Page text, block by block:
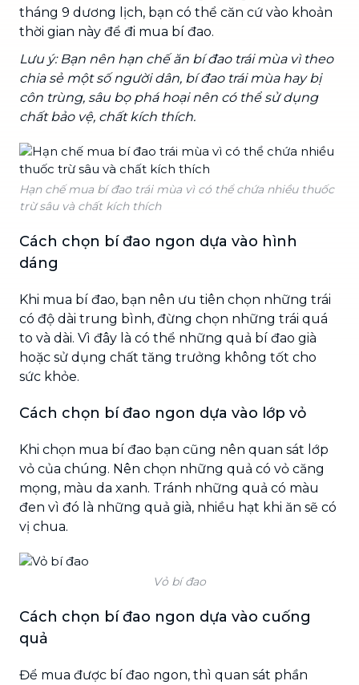
tháng 9 dương lịch, bạn có thể căn cứ vào khoản
thời gian này để đi mua bí đao.
Lưu ý: Bạn nên hạn chế ăn bí đao trái mùa vì theo
chia sẻ một số người dân, bí đao trái mùa hay bị
côn trùng, sâu bọ phá hoại nên có thể sử dụng
chất bảo vệ, chất kích thích.
Hạn chế mua bí đao trái mùa vì có thể chứa nhiều thuốc
trừ sâu và chất kích thích
Cách chọn bí đao ngon dựa vào hình
dáng
Khi mua bí đao, bạn nên ưu tiên chọn những trái
có độ dài trung bình, đừng chọn những trái quá
to và dài. Vì đây là có thể những quả bí đao già
hoặc sử dụng chất tăng trưởng không tốt cho
sức khỏe.
Cách chọn bí đao ngon dựa vào lớp vỏ
Khi chọn mua bí đao bạn cũng nên quan sát lớp
vỏ của chúng. Nên chọn những quả có vỏ căng
mọng, màu da xanh. Tránh những quả có màu
đen vì đó là những quả già, nhiều hạt khi ăn sẽ có
vị chua.
Vỏ bí đao
Cách chọn bí đao ngon dựa vào cuống
quả
Để mua được bí đao ngon, thì quan sát phần